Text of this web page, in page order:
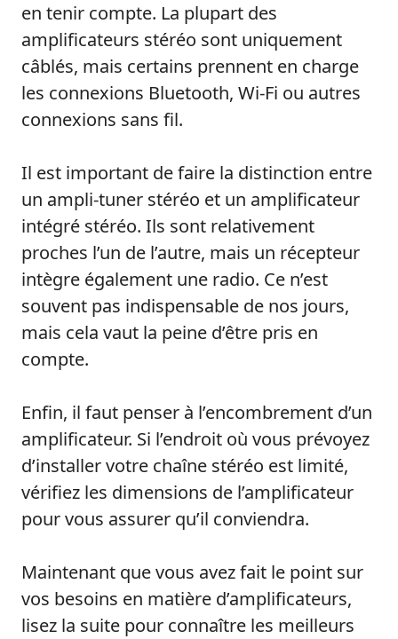
en tenir compte. La plupart des
amplificateurs stéréo sont uniquement
câblés, mais certains prennent en charge
les connexions Bluetooth, Wi-Fi ou autres
connexions sans fil.
Il est important de faire la distinction entre
un ampli-tuner stéréo et un amplificateur
intégré stéréo. Ils sont relativement
proches l’un de l’autre, mais un récepteur
intègre également une radio. Ce n’est
souvent pas indispensable de nos jours,
mais cela vaut la peine d’être pris en
compte.
Enfin, il faut penser à l’encombrement d’un
amplificateur. Si l’endroit où vous prévoyez
d’installer votre chaîne stéréo est limité,
vérifiez les dimensions de l’amplificateur
pour vous assurer qu’il conviendra.
Maintenant que vous avez fait le point sur
vos besoins en matière d’amplificateurs,
lisez la suite pour connaître les meilleurs